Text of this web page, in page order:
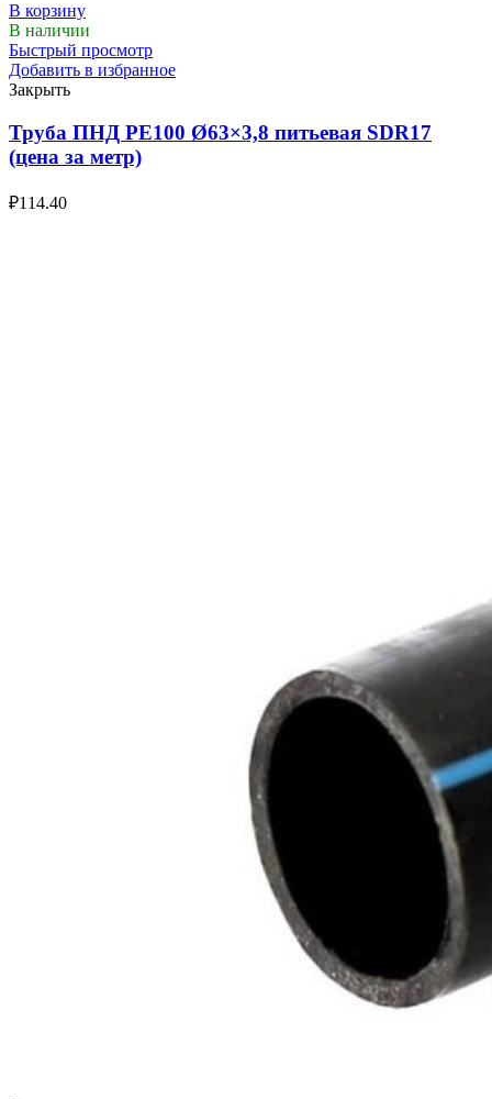
В корзину
В наличии
Быстрый просмотр
Добавить в избранное
Закрыть
Труба ПНД РЕ100 Ø63×3,8 питьевая SDR17
(цена за метр)
₽114.40